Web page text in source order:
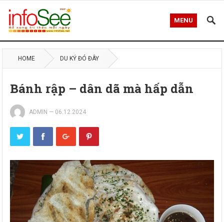
MENU
HOME DU KÝ ĐÓ ĐÂY
Bánh rập – dân dã mà hấp dẫn
ADMIN — 06.12.2024